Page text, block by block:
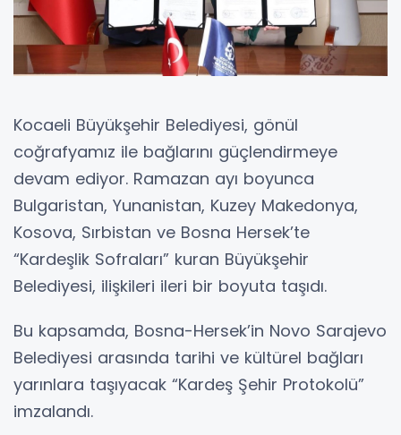
Kocaeli Büyükşehir Belediyesi, gönül
coğrafyamız ile bağlarını güçlendirmeye
devam ediyor. Ramazan ayı boyunca
Bulgaristan, Yunanistan, Kuzey Makedonya,
Kosova, Sırbistan ve Bosna Hersek’te
“Kardeşlik Sofraları” kuran Büyükşehir
Belediyesi, ilişkileri ileri bir boyuta taşıdı.
Bu kapsamda, Bosna-Hersek’in Novo Sarajevo
Belediyesi arasında tarihi ve kültürel bağları
yarınlara taşıyacak “Kardeş Şehir Protokolü”
imzalandı.